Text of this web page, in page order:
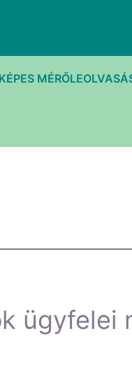
ügyfelei